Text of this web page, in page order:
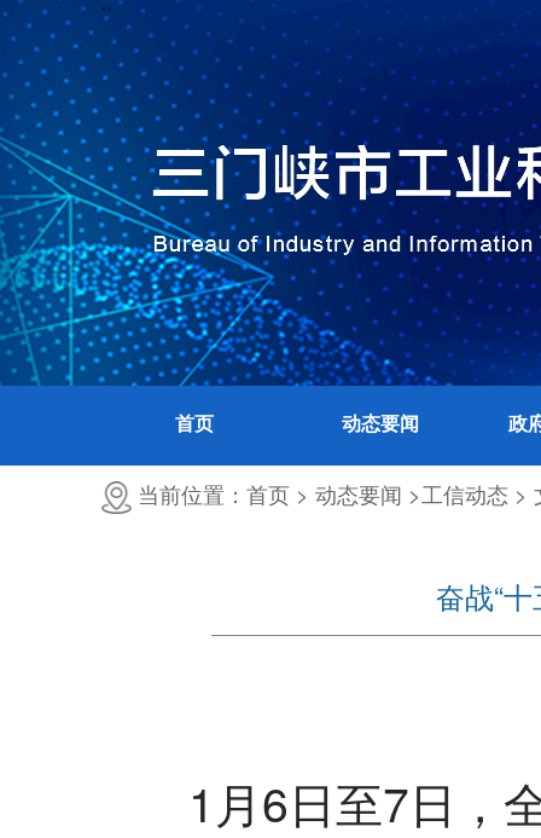
``
首页 动态要闻 政
当前位置：首页 > 动态要闻 >工信动态 >
奋战“
1月6日至7日，